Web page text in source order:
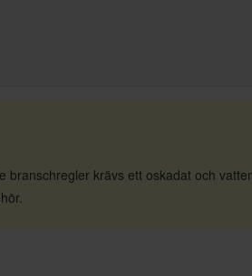
branschregler krävs ett oskadat och